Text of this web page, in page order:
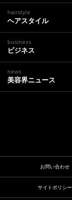
hairstyle
ヘアスタイル
business
ビジネス
news
美容界ニュース
お問い合わせ
サイトポリシー